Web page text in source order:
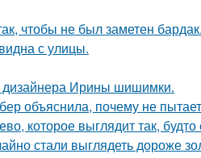
чтобы не был заметен бардак.
с улицы.
дизайнера Ирины шишимки.
объяснила, почему не
которое выглядит так,
стали выглядеть дороже